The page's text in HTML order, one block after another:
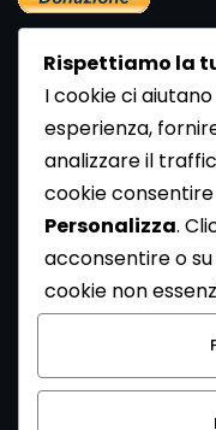
Newsletter
Se vuoi ricevere la
dalla Redazione di
Newsletter [Clicca Qui]
Con l'invio del
l’informativa sulla
dei propri dati personali.
Rispettiamo la
I cookie ci
esperienza,
analizzare il
cookie
Personalizza.
acconsentire o su
cookie non